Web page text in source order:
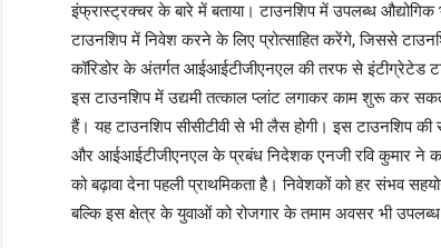
इंफ्रास्ट्रक्चर के बारे में बताया। टाउनशिप में उपलब्ध
टाउनशिप में निवेश करने के लिए प्रोत्साहित करेंगे, जिससे
कॉरिडोर के अंतर्गत आईआईटीजीएनएल की तरफ से इंटीग्रेटेड
इस टाउनशिप में उद्यमी तत्काल प्लांट लगाकर काम शुरू कर
हैं। यह टाउनशिप सीसीटीवी से भी लैस होगी। इस टाउनशिप
और आईआईटीजीएनएल के प्रबंध निदेशक एनजी रवि कुमार ने
को बढ़ावा देना पहली प्राथमिकता है। निवेशकों को हर संभव
बल्कि इस क्षेत्र के युवाओं को रोजगार के तमाम अवसर भी उपलब्ध